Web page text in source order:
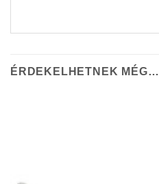
ÉRDEKELHETNEK MÉG…